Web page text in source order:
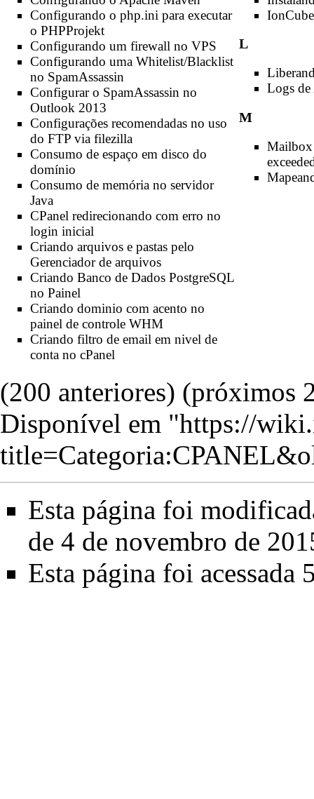
Configurando o php.ini para executar
o PHPProjekt
Configurando um firewall no VPS
Configurando uma Whitelist/Blacklist
no SpamAssassin
Configurar o SpamAssassin no
Outlook 2013
Configurações recomendadas no uso
do FTP via filezilla
Consumo de espaço em disco do
domínio
Consumo de memória no servidor
Java
CPanel redirecionando com erro no
login inicial
Criando arquivos e pastas pelo
Gerenciador de arquivos
Criando Banco de Dados PostgreSQL
no Painel
Criando dominio com acento no
painel de controle WHM
Criando filtro de email em nivel de
conta no cPanel
L
Logs de
M
(200 anteriores) (próximos
Disponível em "https://
Esta página foi
de 4 de novembro de
Esta página foi acessada